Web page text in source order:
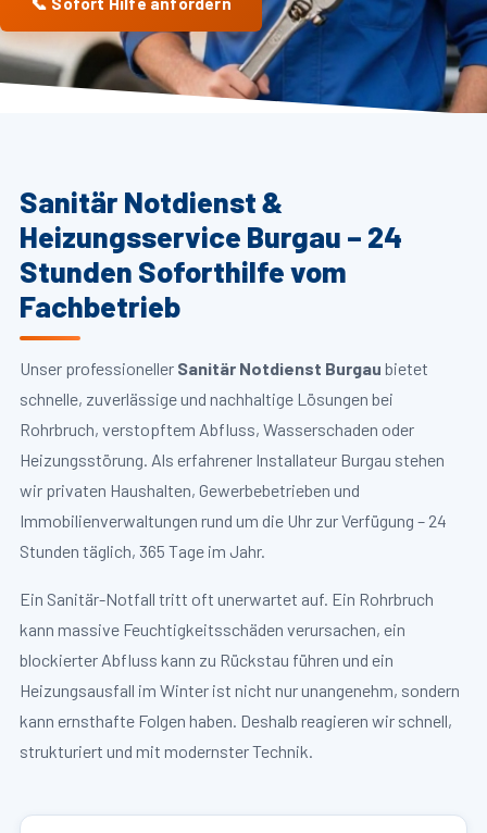
Sanitär Notdienst &
Heizungsservice Burgau – 24
Stunden Soforthilfe vom
Fachbetrieb
Unser professioneller Sanitär Notdienst Burgau bietet
schnelle, zuverlässige und nachhaltige Lösungen bei
Rohrbruch, verstopftem Abfluss, Wasserschaden oder
Heizungsstörung. Als erfahrener Installateur Burgau stehen
wir privaten Haushalten, Gewerbebetrieben und
Immobilienverwaltungen rund um die Uhr zur Verfügung – 24
Stunden täglich, 365 Tage im Jahr.
Ein Sanitär-Notfall tritt oft unerwartet auf. Ein Rohrbruch
kann massive Feuchtigkeitsschäden verursachen, ein
blockierter Abfluss kann zu Rückstau führen und ein
Heizungsausfall im Winter ist nicht nur unangenehm, sondern
kann ernsthafte Folgen haben. Deshalb reagieren wir schnell,
strukturiert und mit modernster Technik.